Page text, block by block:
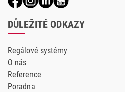
DŮLEŽITÉ ODKAZY
Regálové systémy
O nás
Reference
Poradna